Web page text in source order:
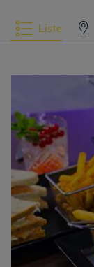
Liste